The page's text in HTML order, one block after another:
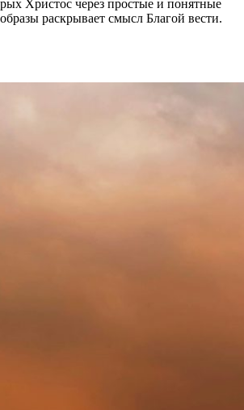
Христос через простые и понятные
раскрывает смысл Благой вести.